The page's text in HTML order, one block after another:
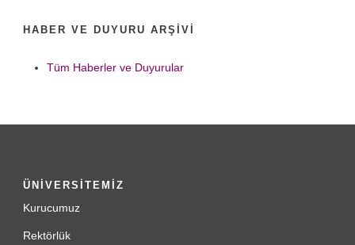
HABER VE DUYURU ARŞIVI
Tüm Haberler ve Duyurular
ÜNİVERSİTEMİZ
Kurucumuz
Rektörlük